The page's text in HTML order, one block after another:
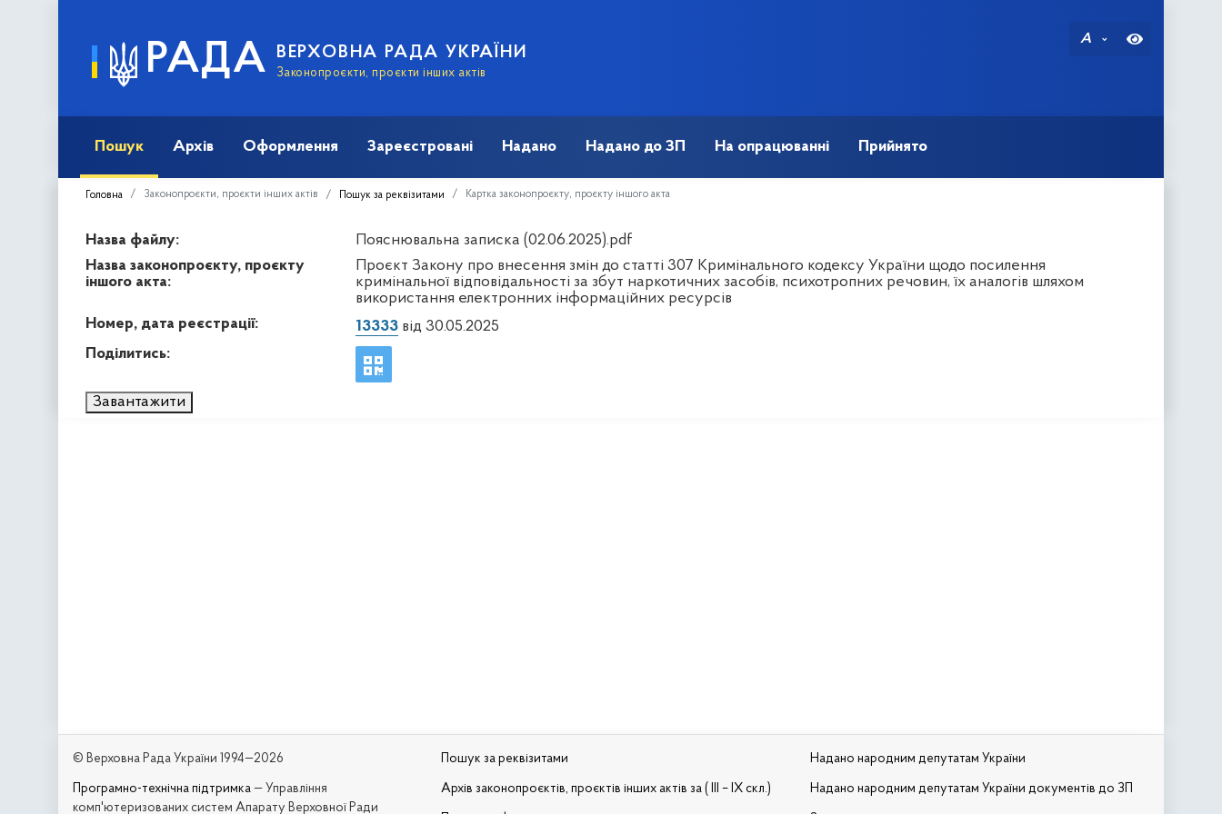
РАДА ВЕРХОВНА РАДА УКРАЇНИ
Законопроєкти, проєкти інших актів
A
Пошук Архів Оформлення Зареєстровані Надано Надано до ЗП На опрацюванні Прийнято
Головна Законопроєкти, проєкти інших актів Пошук за реквізитами Картка законопроєкту, проєкту іншого акта
Назва файлу:
Пояснювальна записка (02.06.2025).pdf
Назва законопроєкту, проєкту
іншого акта:
Проєкт Закону про внесення змін до статті 307 Кримінального кодексу України щодо посилення
кримінальної відповідальності за збут наркотичних засобів, психотропних речовин, їх аналогів шляхом
використання електронних інформаційних ресурсів
Номер, дата реєстрації:
13333від 30.05.2025
Поділитись:
Завантажити
© Верховна Рада України 1994—2026
Програмно-технічна підтримка — Управління
комп'ютеризованих систем Апарату Верховної Ради
Пошук за реквізитами
Архів законопроєктів, проєктів інших актів за ( III – IX скл.)
Надано народним депутатам України
Надано народним депутатам України документів до ЗП